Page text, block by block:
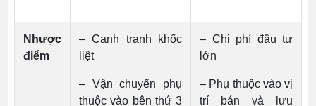
Nhược
điểm
– Cạnh tranh khốc
liệt
– Vận chuyển phụ
thuộc vào bên thứ 3
– Chi phí đầu tư
lớn
– Phụ thuộc vào vị
trí bán và lưu